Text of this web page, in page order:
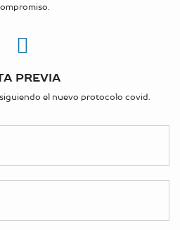
PREVIA
el nuevo protocolo covid.